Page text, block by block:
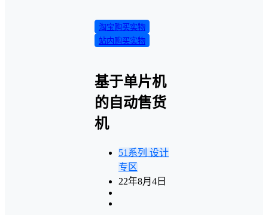
淘宝购买实物
站内购买实物
基于单片机
的自动售货
机
51系列 设计
专区
22年8月4日